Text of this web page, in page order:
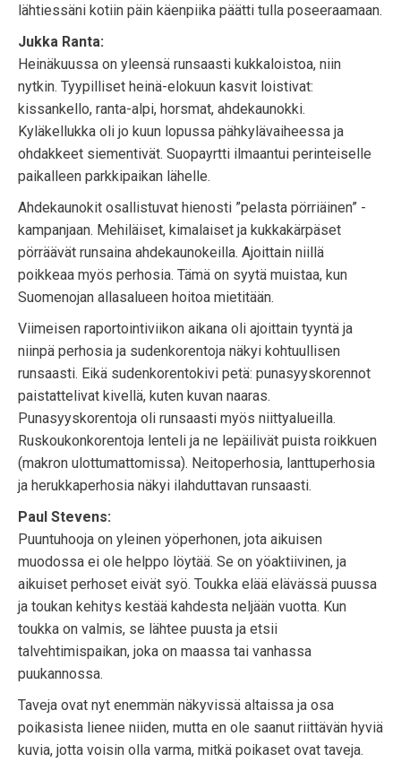
lähtiessäni kotiin päin käenpiika päätti tulla poseeraamaan.
Jukka Ranta:
Heinäkuussa on yleensä runsaasti kukkaloistoa, niin
nytkin. Tyypilliset heinä-elokuun kasvit loistivat:
kissankello, ranta-alpi, horsmat, ahdekaunokki.
Kyläkellukka oli jo kuun lopussa pähkylävaiheessa ja
ohdakkeet siementivät. Suopayrtti ilmaantui perinteiselle
paikalleen parkkipaikan lähelle.
Ahdekaunokit osallistuvat hienosti ”pelasta pörriäinen” -
kampanjaan. Mehiläiset, kimalaiset ja kukkakärpäset
pörräävät runsaina ahdekaunokeilla. Ajoittain niillä
poikkeaa myös perhosia. Tämä on syytä muistaa, kun
Suomenojan allasalueen hoitoa mietitään.
Viimeisen raportointiviikon aikana oli ajoittain tyyntä ja
niinpä perhosia ja sudenkorentoja näkyi kohtuullisen
runsaasti. Eikä sudenkorentokivi petä: punasyyskorennot
paistattelivat kivellä, kuten kuvan naaras.
Punasyyskorentoja oli runsaasti myös niittyalueilla.
Ruskoukonkorentoja lenteli ja ne lepäilivät puista roikkuen
(makron ulottumattomissa). Neitoperhosia, lanttuperhosia
ja herukkaperhosia näkyi ilahduttavan runsaasti.
Paul Stevens:
Puuntuhooja on yleinen yöperhonen, jota aikuisen
muodossa ei ole helppo löytää. Se on yöaktiivinen, ja
aikuiset perhoset eivät syö. Toukka elää elävässä puussa
ja toukan kehitys kestää kahdesta neljään vuotta. Kun
toukka on valmis, se lähtee puusta ja etsii
talvehtimispaikan, joka on maassa tai vanhassa
puukannossa.
Taveja ovat nyt enemmän näkyvissä altaissa ja osa
poikasista lienee niiden, mutta en ole saanut riittävän hyviä
kuvia, jotta voisin olla varma, mitkä poikaset ovat taveja.